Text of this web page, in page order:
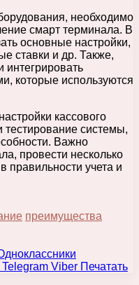
необходимо
смарт терминала. В
основные настройки,
ставки и др. Также,
интегрировать
которые используются
кассового
тестирование системы,
Важно
провести несколько
правильности учета и
преимущества
Telegram Viber Печатать